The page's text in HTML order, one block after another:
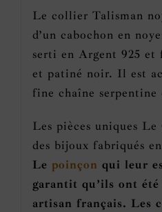
Le collier Talisman
d’un cabochon en
serti en Argent 925
et patiné noir. Il est
fine chaîne serpentine
Les pièces uniques
des bijoux fabriqués
Le poinçon qui leur
garantit qu’ils ont
artisan français. Les